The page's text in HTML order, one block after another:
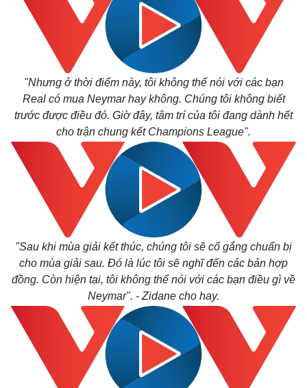
Thế giới
Quan sát
Multimedia
"Nhưng ở thời điểm này, tôi không thể nói với các bạn
Real có mua Neymar hay không. Chúng tôi không biết
trước được điều đó. Giờ đây, tâm trí của tôi đang dành hết
cho trận chung kết Champions League".
"Sau khi mùa giải kết thúc, chúng tôi sẽ cố gắng chuẩn bị
cho mùa giải sau. Đó là lúc tôi sẽ nghĩ đến các bản hợp
đồng. Còn hiện tại, tôi không thể nói với các bạn điều gì về
Neymar". - Zidane cho hay.